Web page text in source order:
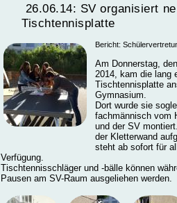
26.06.14: SV organisiert
Tischtennisplatte
Bericht:
Am Donnerstag,
2014, kam die lang
Tischtennisplatte
Gymnasium.
Dort wurde sie
fachmännisch vom
und der SV
der Kletterwand
steht ab sofort für
Verfügung.
Tischtennisschläger und -bälle können
Pausen am SV-Raum ausgeliehen werden.